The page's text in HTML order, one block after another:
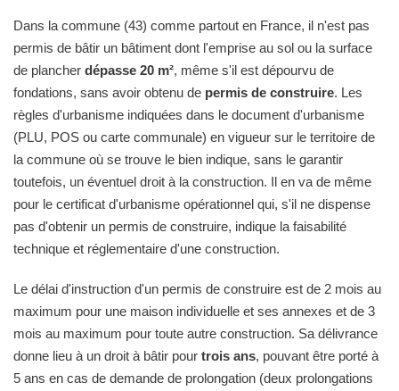
Dans la commune (43) comme partout en France, il n'est pas
permis de bâtir un bâtiment dont l'emprise au sol ou la surface
de plancher dépasse 20 m², même s'il est dépourvu de
fondations, sans avoir obtenu de permis de construire. Les
règles d'urbanisme indiquées dans le document d'urbanisme
(PLU, POS ou carte communale) en vigueur sur le territoire de
la commune où se trouve le bien indique, sans le garantir
toutefois, un éventuel droit à la construction. Il en va de même
pour le certificat d'urbanisme opérationnel qui, s'il ne dispense
pas d'obtenir un permis de construire, indique la faisabilité
technique et réglementaire d'une construction.
Le délai d'instruction d'un permis de construire est de 2 mois au
maximum pour une maison individuelle et ses annexes et de 3
mois au maximum pour toute autre construction. Sa délivrance
donne lieu à un droit à bâtir pour trois ans, pouvant être porté à
5 ans en cas de demande de prolongation (deux prolongations